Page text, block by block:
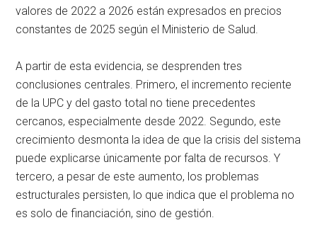
valores de 2022 a 2026 están expresados en precios
constantes de 2025 según el Ministerio de Salud.
A partir de esta evidencia, se desprenden tres
conclusiones centrales. Primero, el incremento reciente
de la UPC y del gasto total no tiene precedentes
cercanos, especialmente desde 2022. Segundo, este
crecimiento desmonta la idea de que la crisis del sistema
puede explicarse únicamente por falta de recursos. Y
tercero, a pesar de este aumento, los problemas
estructurales persisten, lo que indica que el problema no
es solo de financiación, sino de gestión.